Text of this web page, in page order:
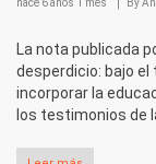
hace 6 años 1 mes By
La nota publicada
desperdicio: bajo el
incorporar la
los testimonios de